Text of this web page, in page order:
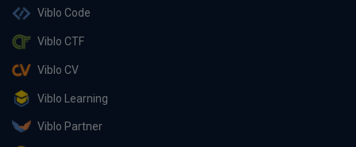
Viblo Code
Viblo CTF
Viblo CV
Viblo Learning
Viblo Partner